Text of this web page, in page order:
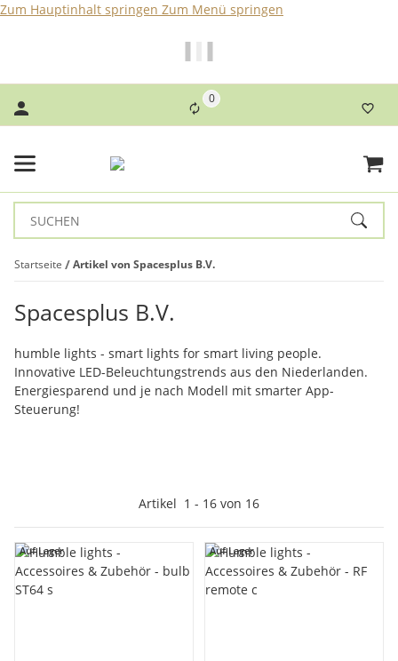
Zum Hauptinhalt springen Zum Menü springen
0
Startseite Artikel von Spacesplus B.V.
Spacesplus B.V.
humble lights - smart lights for smart living people.
Innovative LED-Beleuchtungstrends aus den Niederlanden.
Energiesparend und je nach Modell mit smarter App-
Steuerung!
Artikel 1 - 16 von 16
Auf Lager Auf Lager